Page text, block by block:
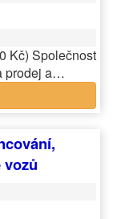
Kč) Společnost
prodej a…